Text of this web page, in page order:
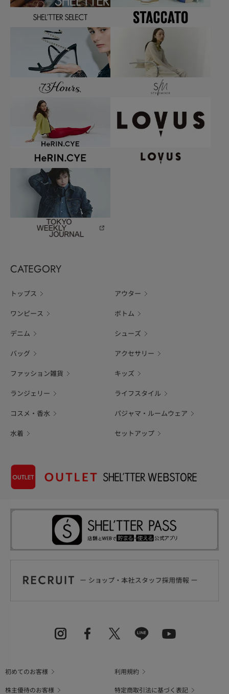
CATEGORY
トップス アウター
ワンピース ボトム
デニム シューズ
バッグ アクセサリー
ファッション雑貨 キッズ
ランジェリー ライフスタイル
コスメ・香水 パジャマ・ルームウェア
水着 セットアップ
初めてのお客様
利用規約
株主優待のお客様
特定商取引法に基づく表記